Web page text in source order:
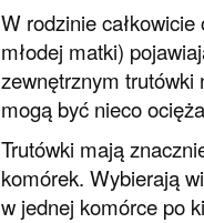
W rodzinie
młodej matki)
zewnętrznym trutówki
mogą być nieco
Trutówki mają
komórek. Wybierają
w jednej komórce po